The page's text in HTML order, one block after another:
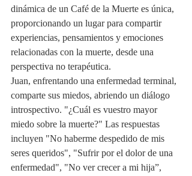
dinámica de un Café de la Muerte es única,
proporcionando un lugar para compartir
experiencias, pensamientos y emociones
relacionadas con la muerte, desde una
perspectiva no terapéutica.
Juan, enfrentando una enfermedad terminal,
comparte sus miedos, abriendo un diálogo
introspectivo. "¿Cuál es vuestro mayor
miedo sobre la muerte?" Las respuestas
incluyen "No haberme despedido de mis
seres queridos", "Sufrir por el dolor de una
enfermedad", "No ver crecer a mi hija”,